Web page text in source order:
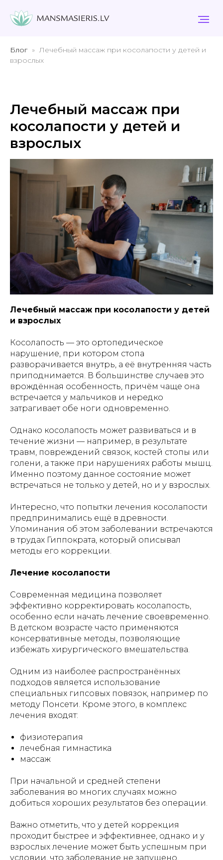
Блог
Лечебный массаж при косолапости у детей и
взрослых
Лечебный массаж при
косолапости у детей и
взрослых
Лечебный массаж при косолапости у детей
и взрослых
Косолапость — это ортопедическое
нарушение, при котором стопа
разворачивается внутрь, а её внутренняя часть
приподнимается. В большинстве случаев это
врождённая особенность, причём чаще она
встречается у мальчиков и нередко
затрагивает обе ноги одновременно.
Однако косолапость может развиваться и в
течение жизни — например, в результате
травм, повреждений связок, костей стопы или
голени, а также при нарушениях работы мышц.
Именно поэтому данное состояние может
встречаться не только у детей, но и у взрослых.
Интересно, что попытки лечения косолапости
предпринимались ещё в древности.
Упоминания об этом заболевании встречаются
в трудах Гиппократа, который описывал
методы его коррекции.
Лечение косолапости
Современная медицина позволяет
эффективно корректировать косолапость,
особенно если начать лечение своевременно.
В детском возрасте часто применяются
консервативные методы, позволяющие
избежать хирургического вмешательства.
Одним из наиболее распространённых
подходов является использование
специальных гипсовых повязок, например по
методу Понсети. Кроме этого, в комплекс
лечения входят:
физиотерапия
лечебная гимнастика
массаж
При начальной и средней степени
заболевания во многих случаях можно
добиться хороших результатов без операции.
Важно отметить, что у детей коррекция
проходит быстрее и эффективнее, однако и у
взрослых лечение может быть успешным при
условии, что заболевание не запущено.